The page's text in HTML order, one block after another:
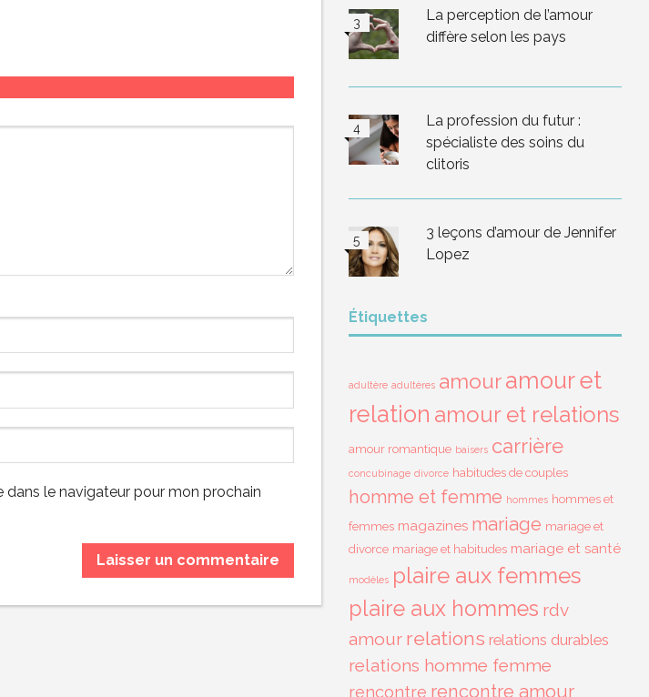
le navigateur pour mon prochain
La perception de l’amour
diffère selon les pays
La profession du futur :
spécialiste des soins du
clitoris
3 leçons d’amour de Jennifer
Lopez
Étiquettes
adultère adultères amouramour et
relation amour et relations
amour romantique baisers carrière
concubinage divorce habitudes de couples
homme et femme hommes hommes et
femmes magazines mariage mariage et
divorce mariage et habitudes mariage et santé
modèles plaire aux femmes
plaire aux hommes rdv
amour relations relations durables
relations homme femme
rencontre rencontre amour